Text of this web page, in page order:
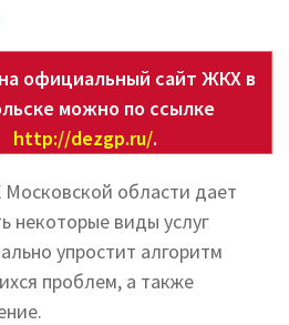
официальный сайт ЖКХ в
можно по ссылке
http://dezgp.ru/.
области дает
некоторые виды услуг
упростит алгоритм
проблем, а также